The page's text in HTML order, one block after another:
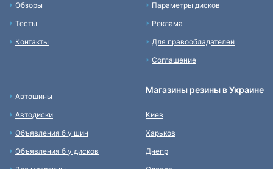
Обзоры
Тесты
Контакты
Параметры дисков
Реклама
Для правообладателей
Соглашение
Автошины
Автодиски
Объявления б у шин
Объявления б у дисков
Магазины резины в Украине
Киев
Харьков
Днепр